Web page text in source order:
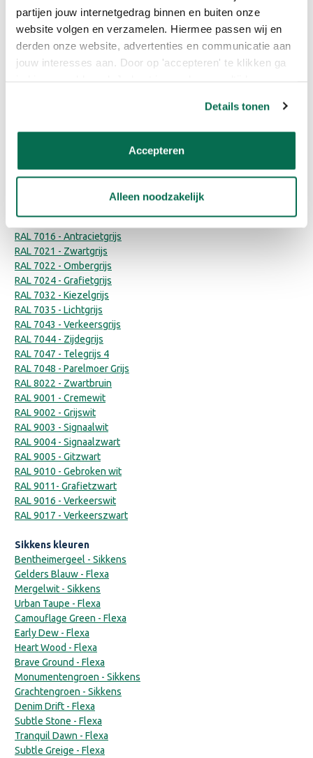
partijen jouw internetgedrag binnen en buiten onze
website volgen en verzamelen. Hiermee passen wij en
derden onze website, advertenties en communicatie aan
jouw interesses aan. Door op 'accepteren' te klikken ga
Details tonen
Accepteren
Alleen noodzakelijk
RAL 2010 - Signaaloranje
RAL 3007 - Zwartrood
RAL 3009 - Oxyderood
RAL 3014 - Oudroze
RAL 6009 - Dennengroen
RAL 6006 - Grijs - olijfgroen
RAL 6029 - Mintgroen
RAL 6034 - Pastelturquoise
RAL 7016 - Antracietgrijs
RAL 7021 - Zwartgrijs
RAL 7022 - Ombergrijs
RAL 7024 - Grafietgrijs
RAL 7032 - Kiezelgrijs
RAL 7035 - Lichtgrijs
RAL 7043 - Verkeersgrijs
RAL 7044 - Zijdegrijs
RAL 7047 - Telegrijs 4
RAL 7048 - Parelmoer Grijs
RAL 8022 - Zwartbruin
RAL 9001 - Cremewit
RAL 9002 - Grijswit
RAL 9003 - Signaalwit
RAL 9004 - Signaalzwart
RAL 9005 - Gitzwart
RAL 9010 - Gebroken wit
RAL 9011- Grafietzwart
RAL 9016 - Verkeerswit
RAL 9017 - Verkeerszwart
Sikkens kleuren
Bentheimergeel - Sikkens
Gelders Blauw - Flexa
Mergelwit - Sikkens
Urban Taupe - Flexa
Camouflage Green - Flexa
Early Dew - Flexa
Heart Wood - Flexa
Brave Ground - Flexa
Monumentengroen - Sikkens
Grachtengroen - Sikkens
Denim Drift - Flexa
Subtle Stone - Flexa
Tranquil Dawn - Flexa
Subtle Greige - Flexa